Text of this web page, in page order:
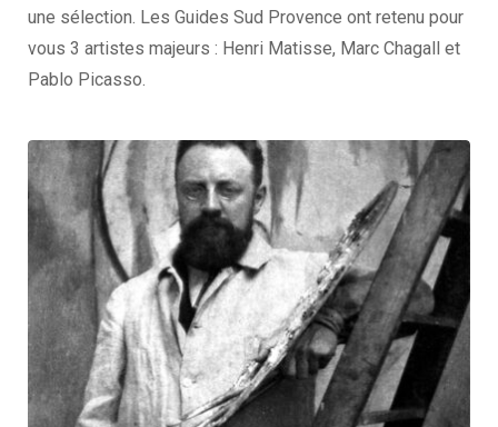
une sélection. Les Guides Sud Provence ont retenu pour
vous 3 artistes majeurs : Henri Matisse, Marc Chagall et
Pablo Picasso.